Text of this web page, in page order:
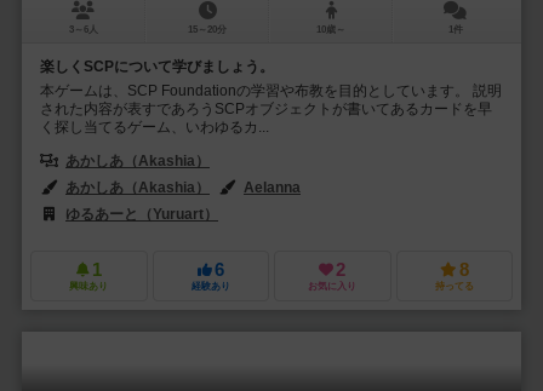
3～6人 15～20分 10歳～ 1件
楽しくSCPについて学びましょう。
本ゲームは、SCP Foundationの学習や布教を目的としています。 説明
された内容が表すであろうSCPオブジェクトが書いてあるカードを早
く探し当てるゲーム、いわゆるカ...
あかしあ（Akashia）
あかしあ（Akashia）
Aelanna
ゆるあーと（Yuruart）
1
興味あり
6
経験あり
2
お気に入り
8
持ってる